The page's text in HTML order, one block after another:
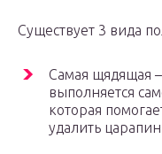
Существует 3 вида
Самая щядящая
выполняется
которая
удалить